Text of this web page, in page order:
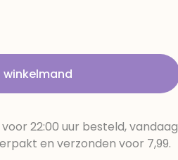
winkelmand
22:00 uur besteld, vandaag
en verzonden voor 7,99.